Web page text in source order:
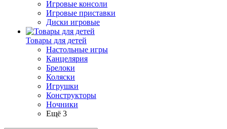
Игровые консоли
Игровые приставки
Диски игровые
Товары для детей
Настольные игры
Канцелярия
Брелоки
Коляски
Игрушки
Конструкторы
Ночники
Ещё 3